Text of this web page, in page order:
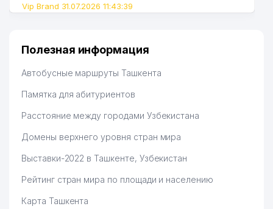
49
PRO LOGISTIC SERVICES
231 м
50
BUYUK CHIN KOMMUNAL
SERVIS ТЧСЖ
YODGOR DIZAYN SERVIS
ТЧСЖ
52
FAYZ BUYUK KOMMUNAL
234 м
54
55
HEIDELBERG ZENTRALAZIEN
Vip Brand 31.07.2026 11:43:39
Полезная информация
Автобусные маршруты Ташкента
Памятка для абитуриентов
Расстояние между городами Узбекистана
Домены верхнего уровня стран мира
Выставки-2022 в Ташкенте, Узбекистан
Рейтинг стран мира по площади и населению
Карта Ташкента